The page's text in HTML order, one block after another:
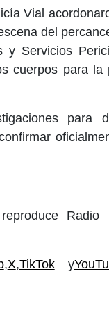
Vial
del
y Servicios
cuerpos para la
para
Radio
,X,TikToky